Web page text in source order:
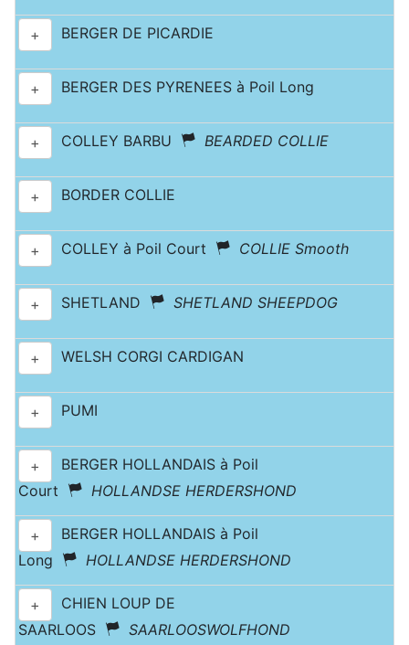
+ BERGER DE PICARDIE
+ BERGER DES PYRENEES à Poil Long
+ COLLEY BARBU BEARDED COLLIE
+ BORDER COLLIE
+ COLLEY à Poil Court COLLIE Smooth
+ SHETLAND SHETLAND SHEEPDOG
+ WELSH CORGI CARDIGAN
+ PUMI
+
BERGER HOLLANDAIS à Poil
Court
HOLLANDSE HERDERSHOND
+
BERGER HOLLANDAIS à Poil
Long
HOLLANDSE HERDERSHOND
+
CHIEN LOUP DE
SAARLOOS
SAARLOOSWOLFHOND